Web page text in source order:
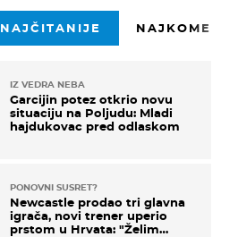
NAJČITANIJE
IZ VEDRA NEBA
Garcijin potez otkrio novu
situaciju na Poljudu: Mladi
hajdukovac pred odlaskom
PONOVNI SUSRET?
Newcastle prodao tri glavna
igrača, novi trener uperio
prstom u Hrvata: "Želim